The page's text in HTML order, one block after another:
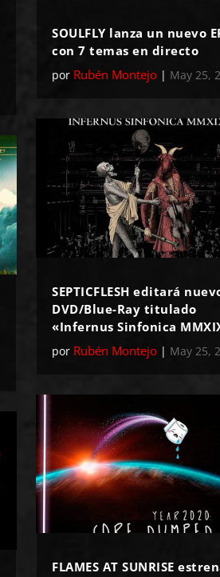
SOULFLY lanza un nuevo
con 7 temas en directo
por Rubén Montejo | May 25,
SEPTICFLESH editará
DVD/Blue-Ray titulado
«Infernus Sinfonica
por Rubén Montejo | May 25,
FLAMES AT SUNRISE